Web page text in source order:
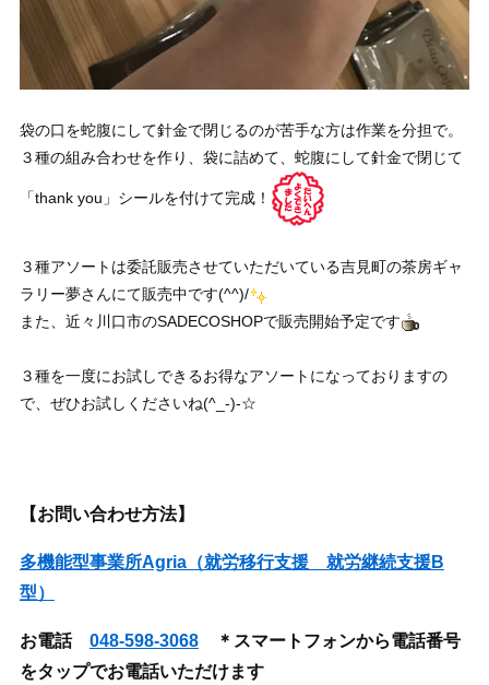
袋の口を蛇腹にして針金で閉じるのが苦手な方は作業を分担で。
３種の組み合わせを作り、袋に詰めて、蛇腹にして針金で閉じて
「thank you」シールを付けて完成！
３種アソートは委託販売させていただいている吉見町の茶房ギャ
ラリー夢さんにて販売中です(^^)/
また、近々川口市のSADECOSHOPで販売開始予定です
３種を一度にお試しできるお得なアソートになっておりますの
で、ぜひお試しくださいね(^_-)-☆
【お問い合わせ方法】
多機能型事業所Agria（就労移行支援 就労継続支援B
型）
お電話 048-598-3068＊スマートフォンから電話番号
をタップでお電話いただけます